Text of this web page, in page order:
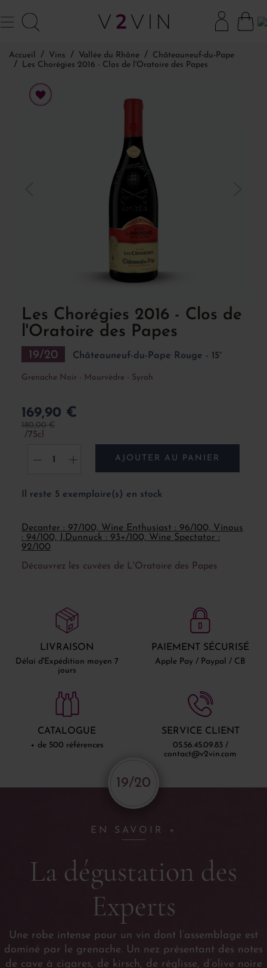
Accueil Vins Vallée du Rhône
Châteauneuf-du-Pape
Les Chorégies 2016 - Clos de l'Oratoire des Papes
Les Chorégies 2016 - Clos de
l'Oratoire des Papes
19/20 Châteauneuf-du-Pape Rouge - 15°
Grenache Noir - Mourvèdre - Syrah
169,90 €
180,00 €
75cl
- + AJOUTER AU PANIER
Il reste 5 exemplaire(s) en stock
Decanter : 97/100, Wine Enthusiast : 96/100, Vinous
: 94/100, J.Dunnuck : 93+/100, Wine Spectator :
92/100
Découvrez les cuvées de L'Oratoire des Papes
LIVRAISON
Délai d'Expédition moyen 7
jours
PAIEMENT SÉCURISÉ
Apple Pay / Paypal / CB
CATALOGUE
+ de 500 références
SERVICE CLIENT
05.56.45.09.83 /
contact@v2vin.com
19/20
EN SAVOIR +
La dégustation des
Experts
Une robe intense pour un vin dont l’assemblage est
dominé par le grenache. Un nez présentant des notes
de cave à cigares, de kirsch, de réglisse, d’olive noire